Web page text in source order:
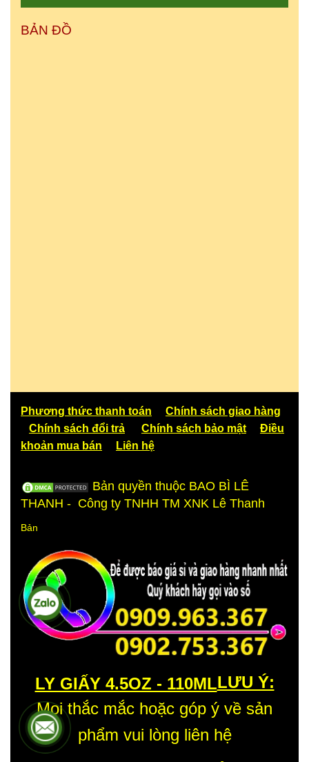
BẢN ĐỒ
Phương thức thanh toán
Chính sách giao hàng
Chính sách đổi trả
Chính sách bảo mật
Điều
khoản mua bán
Liên hệ
Bản quyền thuộc BAO BÌ LÊ
THANH - Công ty TNHH TM XNK Lê Thanh
Bản
LƯU Ý:
Mọi thắc mắc hoặc góp ý về sản
phẩm vui lòng liên hệ